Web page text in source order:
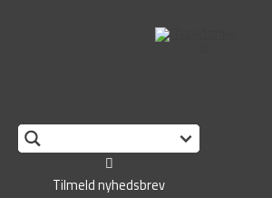
Tilmeld nyhedsbrev
This form is temporarily unavailable.